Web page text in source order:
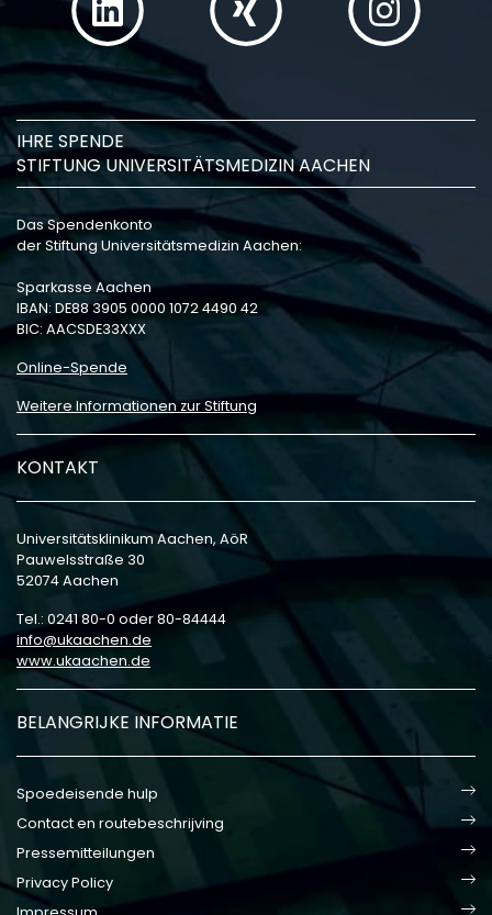
IHRE SPENDE
STIFTUNG UNIVERSITÄTSMEDIZIN AACHEN
Das Spendenkonto
der Stiftung Universitätsmedizin Aachen:
Sparkasse Aachen
IBAN: DE88 3905 0000 1072 4490 42
BIC: AACSDE33XXX
Online-Spende
Weitere Informationen zur Stiftung
KONTAKT
Universitätsklinikum Aachen, AöR
Pauwelsstraße 30
52074 Aachen
Tel.: 0241 80-0 oder 80-84444
info
ukaachen de
www.ukaachen.de
BELANGRIJKE INFORMATIE
Spoedeisende hulp
Contact en routebeschrijving
Pressemitteilungen
Privacy Policy